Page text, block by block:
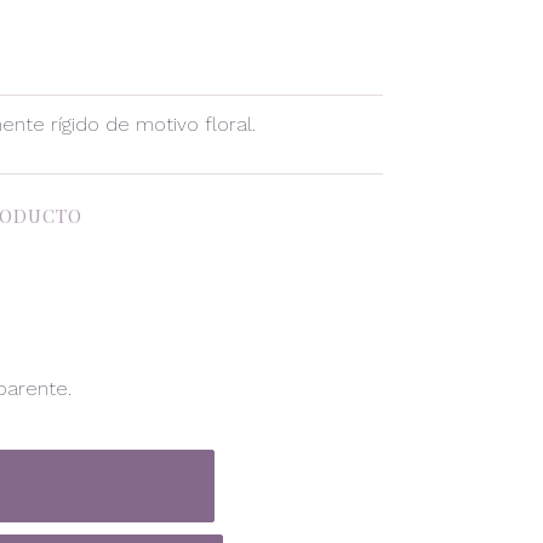
rígido de motivo floral.